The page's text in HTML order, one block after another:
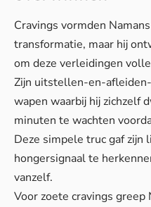
Cravings vormden
transformatie, maar hij
om deze verleidingen
Zijn uitstellen-en-
wapen waarbij hij zichzelf
minuten te wachten
Deze simpele truc gaf zijn
hongersignaal te
vanzelf.
Voor zoete cravings